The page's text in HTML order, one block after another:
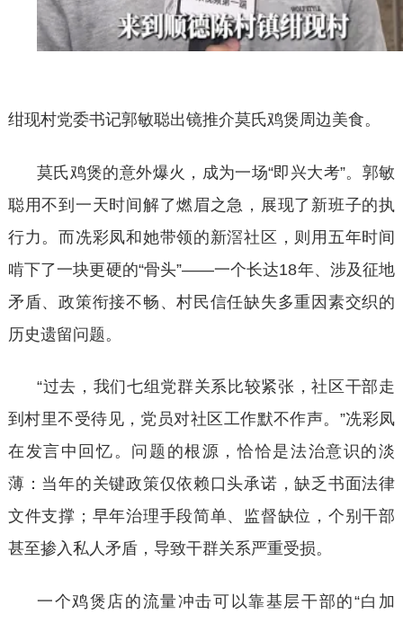
绀现村党委书记郭敏聪出镜推介莫氏鸡煲周边美食。
莫氏鸡煲的意外爆火，成为一场“即兴大考”。郭敏
聪用不到一天时间解了燃眉之急，展现了新班子的执
行力。而冼彩凤和她带领的新滘社区，则用五年时间
啃下了一块更硬的“骨头”——一个长达18年、涉及征地
矛盾、政策衔接不畅、村民信任缺失多重因素交织的
历史遗留问题。
“过去，我们七组党群关系比较紧张，社区干部走
到村里不受待见，党员对社区工作默不作声。”冼彩凤
在发言中回忆。问题的根源，恰恰是法治意识的淡
薄：当年的关键政策仅依赖口头承诺，缺乏书面法律
文件支撑；早年治理手段简单、监督缺位，个别干部
甚至掺入私人矛盾，导致干群关系严重受损。
一个鸡煲店的流量冲击可以靠基层干部的“白加